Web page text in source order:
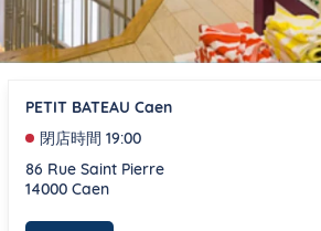
PETIT BATEAU Caen
閉店時間 19:00
86 Rue Saint Pierre
14000 Caen